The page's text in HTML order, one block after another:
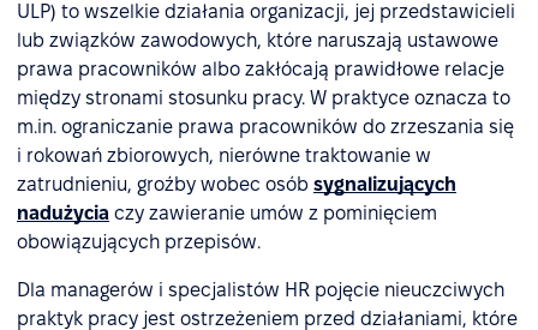
ULP) to wszelkie działania organizacji, jej przedstawicieli
lub związków zawodowych, które naruszają ustawowe
prawa pracowników albo zakłócają prawidłowe relacje
między stronami stosunku pracy. W praktyce oznacza to
m.in. ograniczanie prawa pracowników do zrzeszania się
i rokowań zbiorowych, nierówne traktowanie w
zatrudnieniu, groźby wobec osób sygnalizujących
nadużycia czy zawieranie umów z pominięciem
obowiązujących przepisów.
Dla managerów i specjalistów HR pojęcie nieuczciwych
praktyk pracy jest ostrzeżeniem przed działaniami, które